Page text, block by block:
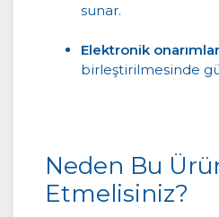
sunar.
Elektronik
birleştirilmesinde
Neden Bu
Etmelisiniz?